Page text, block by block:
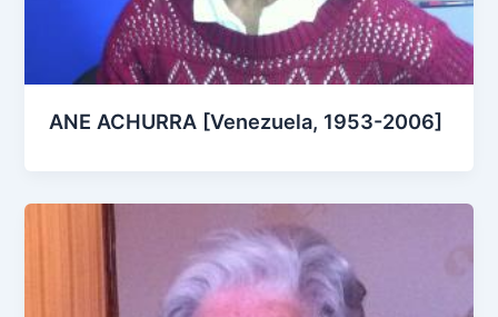
ANE ACHURRA [Venezuela, 1953-2006]